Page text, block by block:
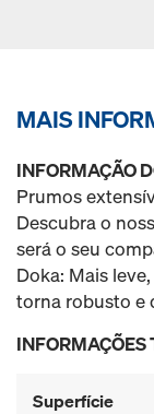
MAIS
INFORMAÇÃO
Prumos
Descubra o
será o seu
Doka: Mais
torna robusto e
INFORMAÇÕES
Superfície